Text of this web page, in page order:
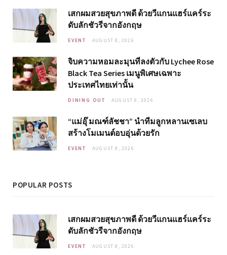
เสกผมสวยสุขภาพดี ด้วยวีแกนแฮร์แคร์ระ
ดับลักชัวรีจากอังกฤษ
EVENT AUGUST 8, 2026
จิบความหอมละมุนที่ลงตัวกับ Lychee Rose
Black Tea Series เมนูพิเศษเฉพาะ
ประเทศไทยเท่านั้น
DINING OUT AUGUST 8, 2026
“แม่อุ๊ มณฑ์ลัชชา” นำทีมลูกหลานเซเลบ
สร้างโมเมนต์อบอุ่นด้วยรัก
EVENT AUGUST 8, 2026
POPULAR POSTS
เสกผมสวยสุขภาพดี ด้วยวีแกนแฮร์แคร์ระ
ดับลักชัวรีจากอังกฤษ
EVENT AUGUST 8, 2026